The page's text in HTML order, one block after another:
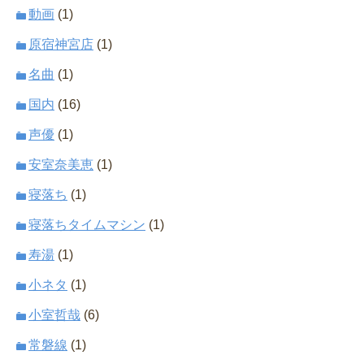
動画 (1)
原宿神宮店 (1)
名曲 (1)
国内 (16)
声優 (1)
安室奈美恵 (1)
寝落ち (1)
寝落ちタイムマシン (1)
寿湯 (1)
小ネタ (1)
小室哲哉 (6)
常磐線 (1)